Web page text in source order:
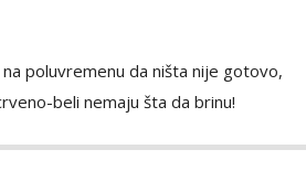
poluvremenu da ništa nije gotovo,
beli nemaju šta da brinu!